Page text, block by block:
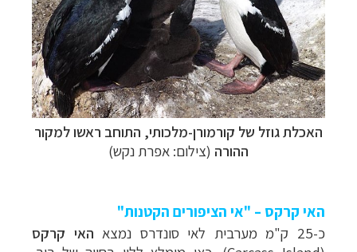
האכלת גוזל של קורמורן-מלכותי, התוחב ראשו למקור
ההורה (צילום: אפרת נקש)
האי קרקס – "אי הציפורים הקטנות"
כ-25 ק"מ מערבית לאי סונדרס נמצא
האי קרקס